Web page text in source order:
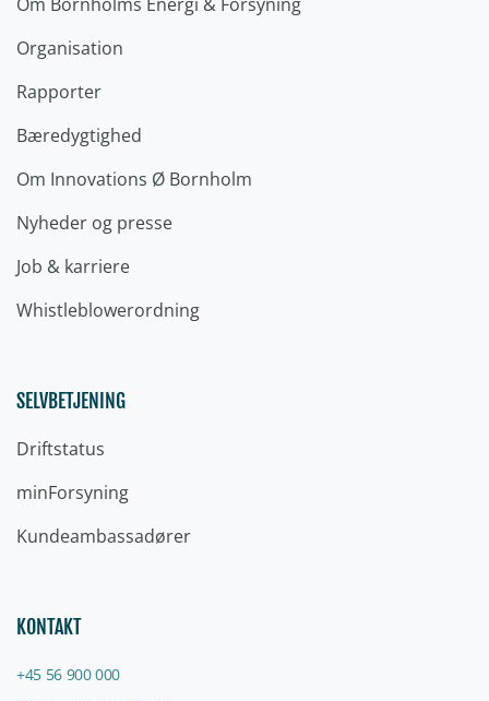
Organisation
Rapporter
Bæredygtighed
Om Innovations Ø Bornholm
Nyheder og presse
Job & karriere
Whistleblowerordning
SELVBETJENING
Driftstatus
minForsyning
Kundeambassadører
KONTAKT
+45 56 900 000